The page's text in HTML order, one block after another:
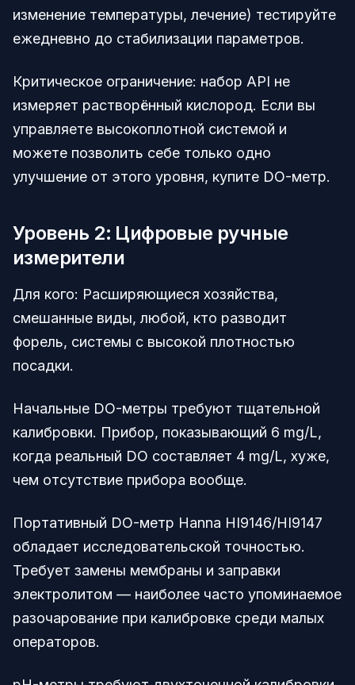
изменение температуры, лечение) тестируйте
ежедневно до стабилизации параметров.
Критическое ограничение: набор API не
измеряет растворённый кислород. Если вы
управляете высокоплотной системой и
можете позволить себе только одно
улучшение от этого уровня, купите DO-метр.
Уровень 2: Цифровые ручные
измерители
Для кого: Расширяющиеся хозяйства,
смешанные виды, любой, кто разводит
форель, системы с высокой плотностью
посадки.
Начальные DO-метры требуют тщательной
калибровки. Прибор, показывающий 6 mg/L,
когда реальный DO составляет 4 mg/L, хуже,
чем отсутствие прибора вообще.
Портативный DO-метр Hanna HI9146/HI9147
обладает исследовательской точностью.
Требует замены мембраны и заправки
электролитом — наиболее часто упоминаемое
разочарование при калибровке среди малых
операторов.